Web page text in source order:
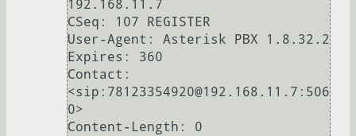
192.168.11.7
CSeq: 107 REGISTER
User-Agent: Asterisk PBX 1.8.32.2
Expires: 360
Contact:
<sip:78123354920@192.168.11.7:506
0>
Content-Length: 0